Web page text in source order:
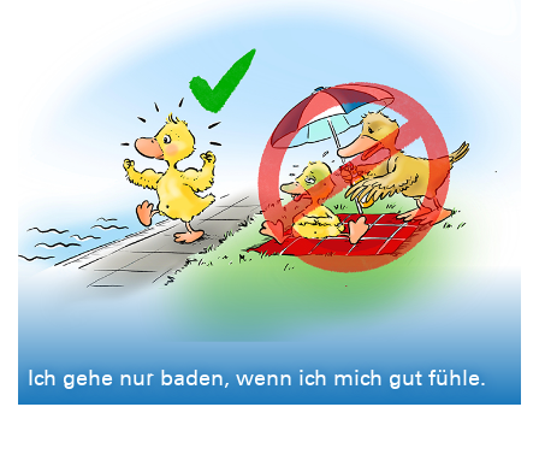
Ich gehe nur baden, wenn ich mich gut fühle.